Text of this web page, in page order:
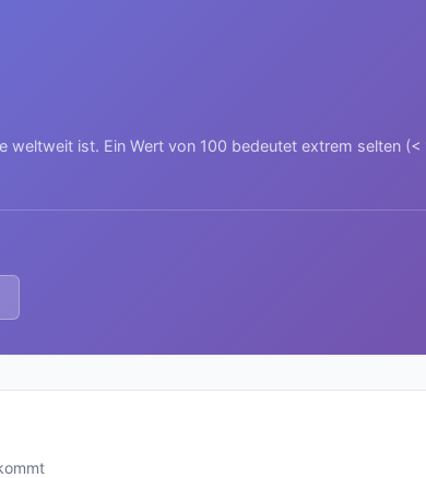
weltweit ist. Ein Wert von 100 bedeutet extrem selten